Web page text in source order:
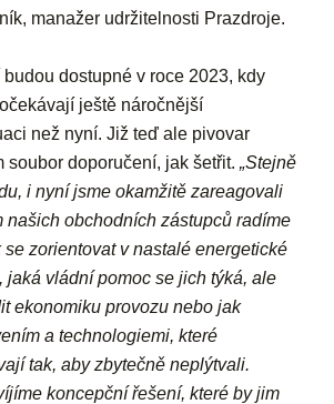
manažer udržitelnosti Prazdroje.
dostupné v roce 2023, kdy
ještě náročnější
než nyní. Již teď ale pivovar
soubor doporučení, jak šetřit.„Stejně
i nyní jsme okamžitě zareagovali
našich obchodních zástupců radíme
zorientovat v nastalé energetické
jaká vládní pomoc se jich týká, ale
ekonomiku provozu nebo jak
a technologiemi, které
tak, aby zbytečně neplýtvali.
koncepční řešení, které by jim